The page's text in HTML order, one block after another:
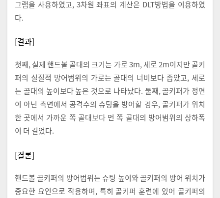
그램을 사용하였고, 3차원 좌표의 계산은 DLT방법을 이용하였
다.
[결과]
첫째, 실제 핸드볼 골대의 크기는 가로 3m, 세로 2m이지만 골키
퍼의 실질적 방어범위의 가로는 골대의 너비보다 좁았고, 세로
는 골대의 높이보다 높은 것으로 나타났다. 둘째, 골키퍼가 정면
이 아닌 측면에서 공격수의 슈팅을 방어할 경우, 골키퍼가 위치
한 곳에서 가까운 쪽 골대보다 먼 쪽 골대의 방어범위의 상하폭
이 더 길었다.
[결론]
핸드볼 골키퍼의 방어범위는 슈팅 높이와 골키퍼의 방어 위치가
중요한 요인으로 작용하며, 특히 골키퍼 훈련에 있어 골키퍼의